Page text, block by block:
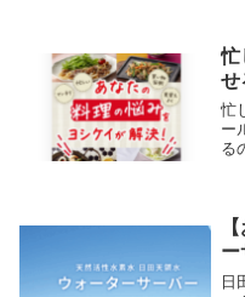
忙
せ
忙
ー
る
ー
日